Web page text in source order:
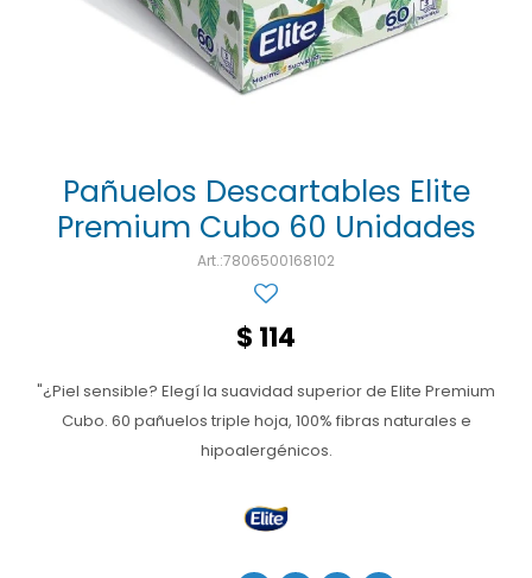
Pañuelos Descartables Elite
Premium Cubo 60 Unidades
7806500168102
$ 114
"¿Piel sensible? Elegí la suavidad superior de Elite Premium
Cubo. 60 pañuelos triple hoja, 100% fibras naturales e
hipoalergénicos.
Test de autodiagnóstico
Jarabes
Cuidado manos
Alimentación